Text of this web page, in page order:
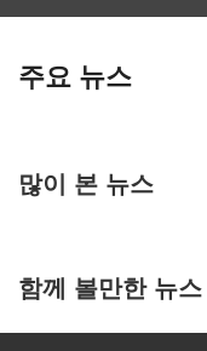
주요 뉴스
많이 본 뉴스
함께 볼만한 뉴스